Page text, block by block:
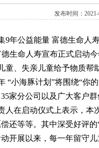
发布时间：
公益能量 富德生命人寿
命人寿宣布正式启动今
童、失亲儿童给予物质帮
海豚计划”将围绕“你的
家分公司以及广大客户
在启动仪式上表示，本次
还等等。其中深受好评
开展以来，每一年留守